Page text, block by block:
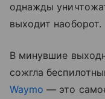
однажды
выходит наоборот.
В минувшие
сожгла
Waymo — это